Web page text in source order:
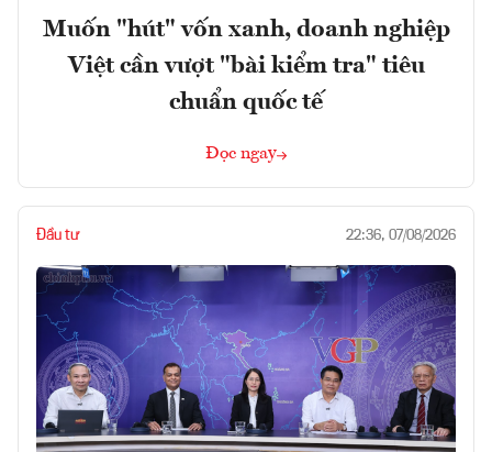
Muốn "hút" vốn xanh, doanh nghiệp
Việt cần vượt "bài kiểm tra" tiêu
chuẩn quốc tế
Đọc ngay
Đầu tư 22:36, 07/08/2026